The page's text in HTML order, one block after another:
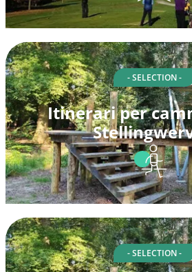
- SELECTION -
Itinerari per
- SELECTION -